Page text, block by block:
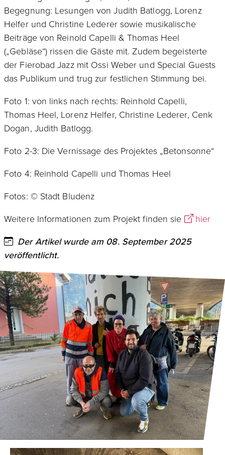
Begegnung: Lesungen von Judith Batlogg, Lorenz
Helfer und Christine Lederer sowie musikalische
Beiträge von Reinold Capelli & Thomas Heel
(„Gebläse“) rissen die Gäste mit. Zudem begeisterte
der Fierobad Jazz mit Ossi Weber und Special Guests
das Publikum und trug zur festlichen Stimmung bei.
Foto 1: von links nach rechts: Reinhold Capelli,
Thomas Heel, Lorenz Helfer, Christine Lederer, Cenk
Dogan, Judith Batlogg.
Foto 2-3: Die Vernissage des Projektes „Betonsonne“
Foto 4: Reinhold Capelli und Thomas Heel
Fotos: © Stadt Bludenz
Weitere Informationen zum Projekt finden sie
hier
Der Artikel wurde am 08. September 2025
veröffentlicht.